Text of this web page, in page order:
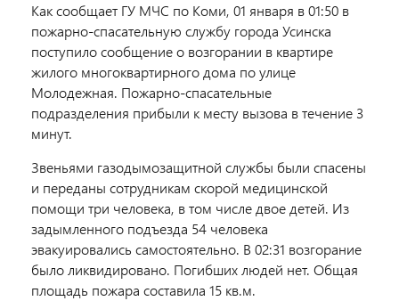
Как сообщает ГУ МЧС по Коми, 01 января в 01:50 в
пожарно-спасательную службу города Усинска
поступило сообщение о возгорании в квартире
жилого многоквартирного дома по улице
Молодежная. Пожарно-спасательные
подразделения прибыли к месту вызова в течение 3
минут.
Звеньями газодымозащитной службы были спасены
и переданы сотрудникам скорой медицинской
помощи три человека, в том числе двое детей. Из
задымленного подъезда 54 человека
эвакуировались самостоятельно. В 02:31 возгорание
было ликвидировано. Погибших людей нет. Общая
площадь пожара составила 15 кв.м.